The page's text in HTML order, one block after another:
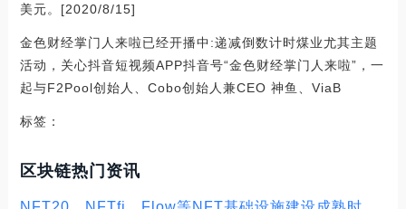
美元。[2020/8/15]
金色财经掌门人来啦已经开播中:递减倒数计时煤业尤其主题
活动，关心抖音短视频APP抖音号“金色财经掌门人来啦”，一
起与F2Pool创始人、Cobo创始人兼CEO 神鱼、ViaB
标签：
区块链热门资讯